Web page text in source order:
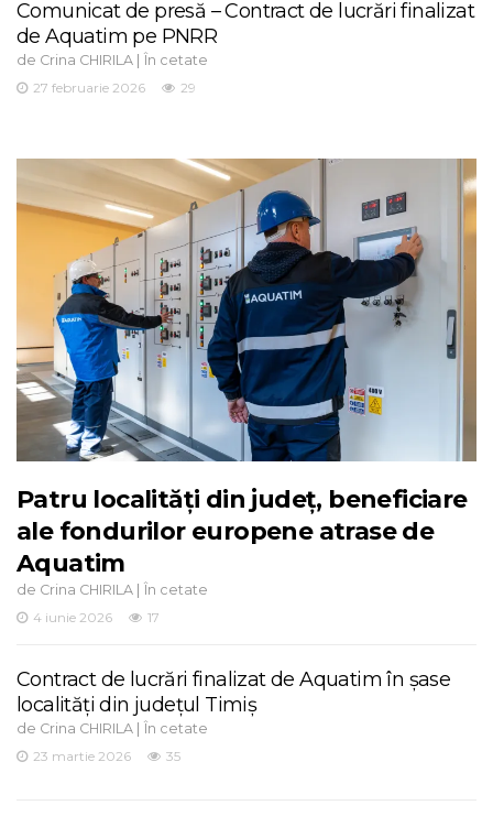
Comunicat de presă – Contract de lucrări finalizat
de Aquatim pe PNRR
de Crina CHIRILA | În cetate
27 februarie 2026
29
Patru localități din județ, beneficiare
ale fondurilor europene atrase de
Aquatim
de Crina CHIRILA | În cetate
4 iunie 2026
17
Contract de lucrări finalizat de Aquatim în șase
localități din județul Timiș
de Crina CHIRILA | În cetate
23 martie 2026
35